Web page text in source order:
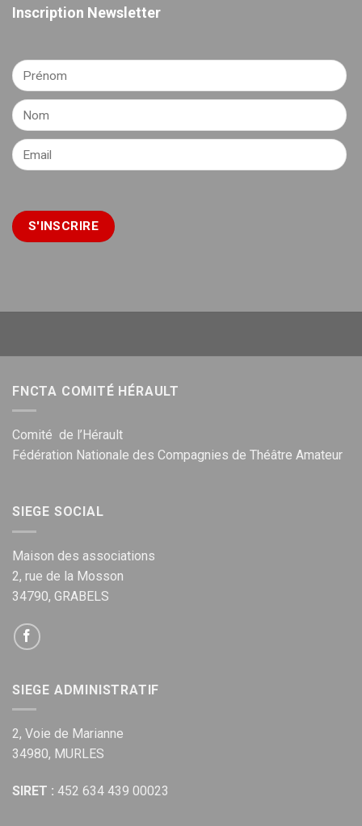
Inscription Newsletter
FNCTA COMITÉ HÉRAULT
Comité de l’Hérault
Fédération Nationale des Compagnies de Théâtre Amateur
SIEGE SOCIAL
Maison des associations
2, rue de la Mosson
34790, GRABELS
SIEGE ADMINISTRATIF
2, Voie de Marianne
34980, MURLES
SIRET : 452 634 439 00023